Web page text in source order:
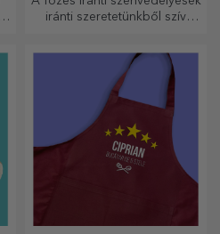
iránti szeretetünkből szív
háziasszonyok számára.